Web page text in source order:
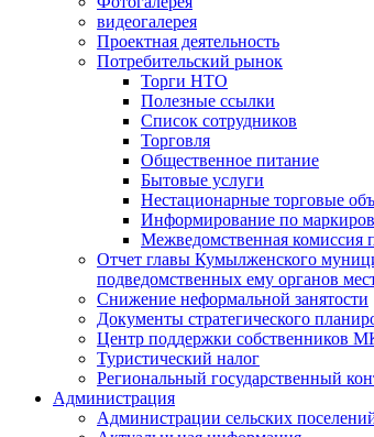
видеогалерея
Проектная деятельность
Потребительский рынок
Торги НТО
Полезные ссылки
Список сотрудников
Торговля
Общественное питание
Бытовые услуги
Нестационарные торговые
Информирование по
Межведомственная комиссия
Отчет главы Кумылженского
подведомственных ему органов
Снижение неформальной занятости
Документы стратегического
Центр поддержки собственников
Туристический налог
Региональный государственный
Администрация
Администрации сельских